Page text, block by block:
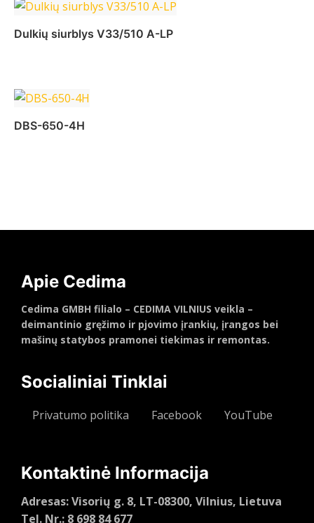
Daugiau
Dulkių siurblys V33/510 A-LP
Daugiau
DBS-650-4H
Apie Cedima
Cedima GMBH filialo – CEDIMA VILNIUS veikla –
deimantinio gręžimo ir pjovimo įrankių, įrangos bei
mašinų statybos pramonei tiekimas ir remontas.
Socialiniai Tinklai
Privatumo politika Facebook YouTube
Kontaktinė Informacija
Adresas: Visorių g. 8, LT-08300, Vilnius, Lietuva
Tel. Nr.: 8 698 84 677